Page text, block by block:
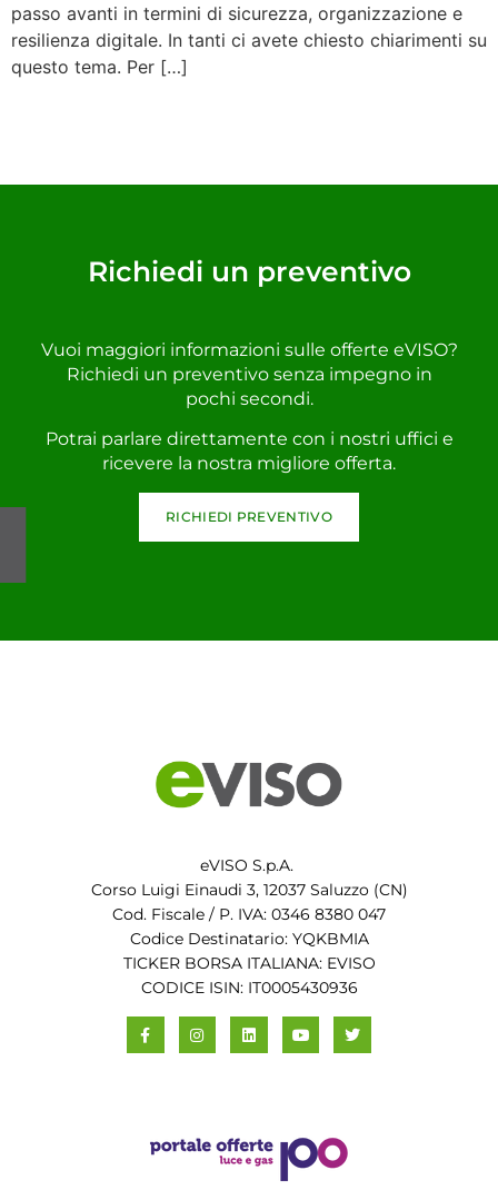
passo avanti in termini di sicurezza, organizzazione e
resilienza digitale. In tanti ci avete chiesto chiarimenti su
questo tema. Per […]
Richiedi un preventivo
Vuoi maggiori informazioni sulle offerte eVISO?
Richiedi un preventivo senza impegno in
pochi secondi.
Potrai parlare direttamente con i nostri uffici e
ricevere la nostra migliore offerta.
RICHIEDI PREVENTIVO
eVISO S.p.A.
Corso Luigi Einaudi 3, 12037 Saluzzo (CN)
Cod. Fiscale / P. IVA: 0346 8380 047
Codice Destinatario: YQKBMIA
TICKER BORSA ITALIANA: EVISO
CODICE ISIN: IT0005430936